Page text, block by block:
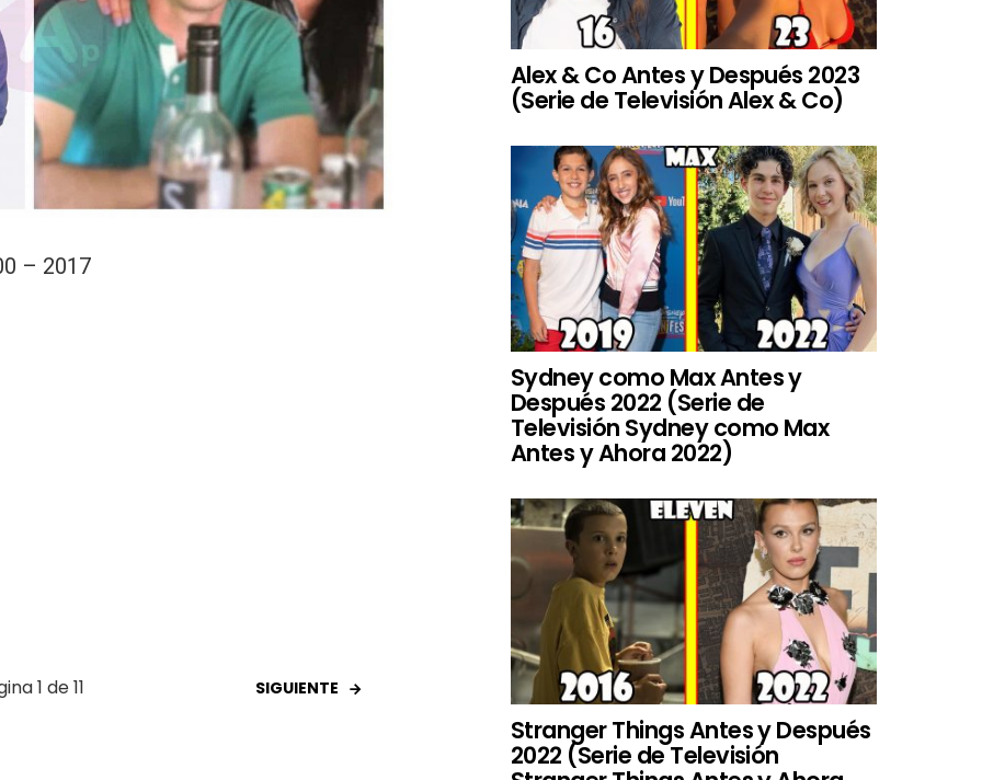
– 2017
1 de 11 SIGUIENTE
Alex & Co Antes y Después 2023
(Serie de Televisión Alex & Co)
Sydney como Max Antes y
Después 2022 (Serie de
Televisión Sydney como Max
Antes y Ahora 2022)
Stranger Things Antes y Después
2022 (Serie de Televisión